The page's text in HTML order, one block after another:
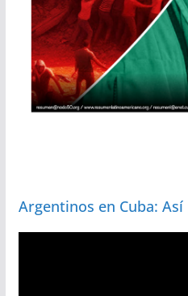
Argentinos en Cuba: